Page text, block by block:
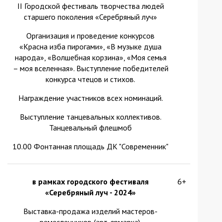
II Городской фестиваль творчества людей
старшего поколения «Серебряный луч»
Организация и проведение конкурсов
«Красна изба пирогами», «В музыке душа
народа», «Волшебная корзина», «Моя семья
– моя вселенная». Выступление победителей
конкурса чтецов и стихов.
Награждение участников всех номинаций.
Выступление танцевальных коллективов.
Танцевальный флешмоб
10.00 Фонтанная площадь ДК "Современник"
в рамках городского фестиваля
«Серебряный луч - 2024»
Выставка-продажа изделий мастеров-
6+